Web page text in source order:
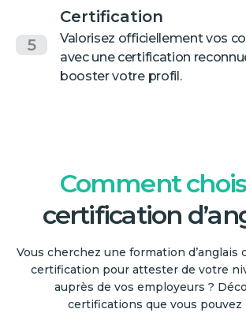
5
Certification
Valorisez officiellement vos
avec une certification
booster votre profil.
Comment
certification
Vous cherchez une formation d’anglais
certification pour attester de votre
auprès de vos employeurs ?
certifications que vous pouvez